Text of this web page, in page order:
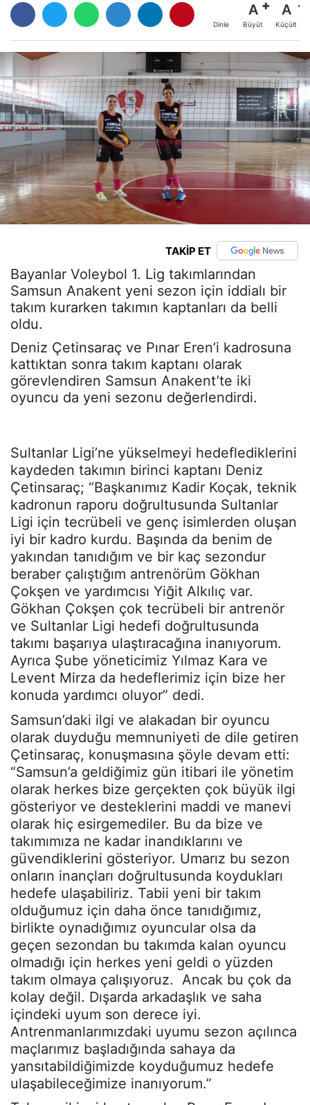
Dinle
A
Büyüt
A
Küçült
TAKİP ET
Bayanlar Voleybol 1. Lig takımlarından
Samsun Anakent yeni sezon için iddialı bir
takım kurarken takımın kaptanları da belli
oldu.
Deniz Çetinsaraç ve Pınar Eren’i kadrosuna
kattıktan sonra takım kaptanı olarak
görevlendiren Samsun Anakent’te iki
oyuncu da yeni sezonu değerlendirdi.
Sultanlar Ligi’ne yükselmeyi hedeflediklerini
kaydeden takımın birinci kaptanı Deniz
Çetinsaraç; “Başkanımız Kadir Koçak, teknik
kadronun raporu doğrultusunda Sultanlar
Ligi için tecrübeli ve genç isimlerden oluşan
iyi bir kadro kurdu. Başında da benim de
yakından tanıdığım ve bir kaç sezondur
beraber çalıştığım antrenörüm Gökhan
Çokşen ve yardımcısı Yiğit Alkılıç var.
Gökhan Çokşen çok tecrübeli bir antrenör
ve Sultanlar Ligi hedefi doğrultusunda
takımı başarıya ulaştıracağına inanıyorum.
Ayrıca Şube yöneticimiz Yılmaz Kara ve
Levent Mirza da hedeflerimiz için bize her
konuda yardımcı oluyor” dedi.
Samsun’daki ilgi ve alakadan bir oyuncu
olarak duyduğu memnuniyeti de dile getiren
Çetinsaraç, konuşmasına şöyle devam etti:
“Samsun’a geldiğimiz gün itibari ile yönetim
olarak herkes bize gerçekten çok büyük ilgi
gösteriyor ve desteklerini maddi ve manevi
olarak hiç esirgemediler. Bu da bize ve
takımımıza ne kadar inandıklarını ve
güvendiklerini gösteriyor. Umarız bu sezon
onların inançları doğrultusunda koydukları
hedefe ulaşabiliriz. Tabii yeni bir takım
olduğumuz için daha önce tanıdığımız,
birlikte oynadığımız oyuncular olsa da
geçen sezondan bu takımda kalan oyuncu
olmadığı için herkes yeni geldi o yüzden
takım olmaya çalışıyoruz. Ancak bu çok da
kolay değil. Dışarda arkadaşlık ve saha
içindeki uyum son derece iyi.
Antrenmanlarımızdaki uyumu sezon açılınca
maçlarımız başladığında sahaya da
yansıtabildiğimizde koyduğumuz hedefe
ulaşabileceğimize inanıyorum.”